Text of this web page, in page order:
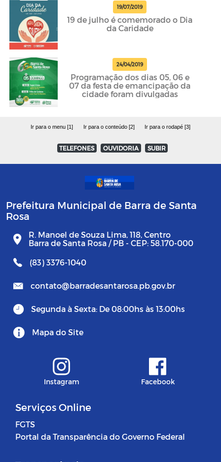
19/07/2019
19 de julho é comemorado o Dia
da Caridade
24/04/2019
Programação dos dias 05, 06 e
07 da festa de emancipação da
cidade foram divulgadas
Ir para o menu [1] Ir para o conteúdo [2] Ir para o rodapé [3]
TELEFONES OUVIDORIA SUBIR
Prefeitura Municipal de Barra de Santa
Rosa
R. Manoel de Souza Lima, 118, Centro
Barra de Santa Rosa / PB - CEP: 58.170-000
(83) 3376-1040
contato@barradesantarosa.pb.gov.br
Segunda à Sexta: De 08:00hs às 13:00hs
Mapa do Site
Instagram Facebook
Serviços Online
FGTS
Portal da Transparência do Governo Federal